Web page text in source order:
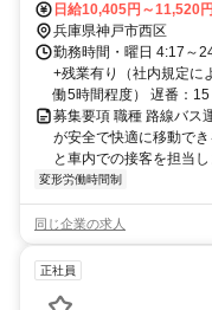
日給10,405円～11,520円
兵庫県神戸市西区
勤務時間・曜日 4:17～
+残業有り（社内規定に
働5時間程度） 遅番：
募集要項 職種 路線バス
が安全で快適に移動で
と車内での接客を担当
変形労働時間制
同じ企業の求人
正社員